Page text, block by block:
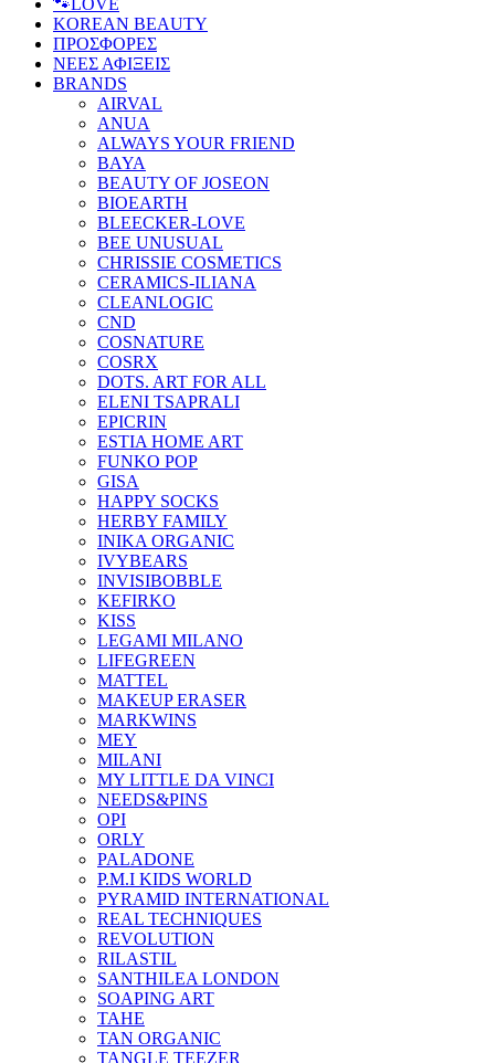
🐾LOVE
KOREAN BEAUTY
ΠΡΟΣΦΟΡΕΣ
ΝΕΕΣ ΑΦΙΞΕΙΣ
BRANDS
AIRVAL
ANUA
ALWAYS YOUR FRIEND
BAYA
BEAUTY OF JOSEON
BIOEARTH
BLEECKER-LOVE
BEE UNUSUAL
CHRISSIE COSMETICS
CERAMICS-ILIANA
CLEANLOGIC
CND
COSNATURE
COSRX
DOTS. ART FOR ALL
ELENI TSAPRALI
EPICRIN
ESTIA HOME ART
FUNKO POP
GISA
HAPPY SOCKS
HERBY FAMILY
INIKA ORGANIC
IVYBEARS
INVISIBOBBLE
KEFIRKO
KISS
LEGAMI MILANO
LIFEGREEN
MATTEL
MAKEUP ERASER
MARKWINS
MEY
MILANI
MY LITTLE DA VINCI
NEEDS&PINS
OPI
ORLY
PALADONE
P.M.I KIDS WORLD
PYRAMID INTERNATIONAL
REAL TECHNIQUES
REVOLUTION
RILASTIL
SANTHILEA LONDON
SOAPING ART
TAHE
TAN ORGANIC
TANGLE TEEZER